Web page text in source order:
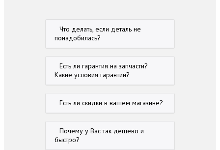
Что делать, если деталь не
понадобилась?
Есть ли гарантия на запчасти?
Какие условия гарантии?
Есть ли скидки в вашем магазине?
Почему у Вас так дешево и
быстро?